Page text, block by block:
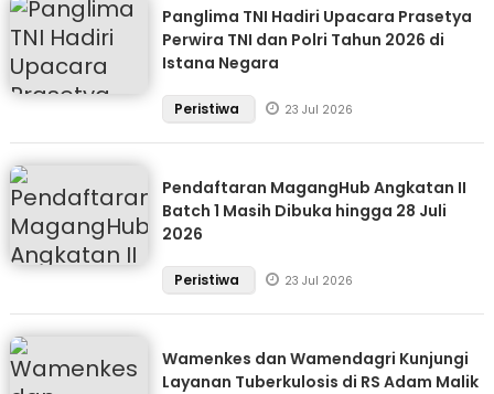
Panglima TNI Hadiri Upacara Prasetya
Perwira TNI dan Polri Tahun 2026 di
Istana Negara
Peristiwa 23 Jul 2026
Pendaftaran MagangHub Angkatan II
Batch 1 Masih Dibuka hingga 28 Juli
2026
Peristiwa 23 Jul 2026
Wamenkes dan Wamendagri Kunjungi
Layanan Tuberkulosis di RS Adam Malik